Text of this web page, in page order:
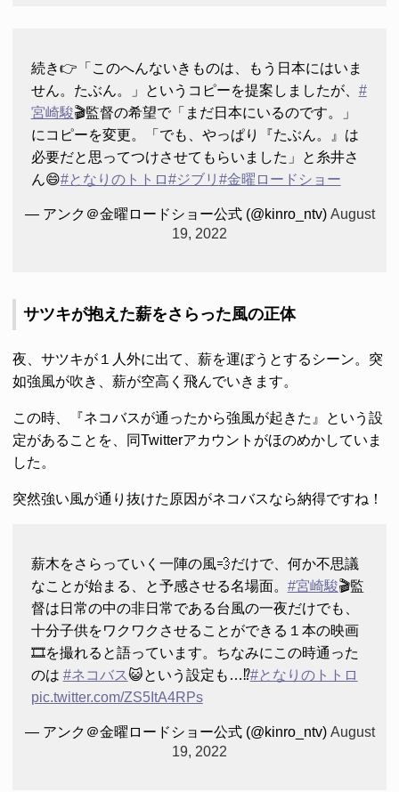
続き👉「このへんないきものは、もう日本にはいま
せん。たぶん。」というコピーを提案しましたが、 #
宮崎駿🎬監督の希望で「まだ日本にいるのです。」
にコピーを変更。「でも、やっぱり『たぶん。』は
必要だと思ってつけさせてもらいました」と糸井さ
ん😄#となりのトトロ#ジブリ #金曜ロードショー
— アンク＠金曜ロードショー公式 (@kinro_ntv) August
19, 2022
サツキが抱えた薪をさらった風の正体
夜、サツキが１人外に出て、薪を運ぼうとするシーン。突
如強風が吹き、薪が空高く飛んでいきます。
この時、『ネコバスが通ったから強風が起きた』という設
定があることを、同Twitterアカウントがほのめかしていま
した。
突然強い風が通り抜けた原因がネコバスなら納得ですね！
薪木をさらっていく一陣の風💨だけで、何か不思議
なことが始まる、と予感させる名場面。 #宮崎駿🎬監
督は日常の中の非日常である台風の一夜だけでも、
十分子供をワクワクさせることができる１本の映画
🎞を撮れると語っています。ちなみにこの時通った
のは #ネコバス😺という設定も…⁉️#となりのトトロ
pic.twitter.com/ZS5ItA4RPs
— アンク＠金曜ロードショー公式 (@kinro_ntv) August
19, 2022